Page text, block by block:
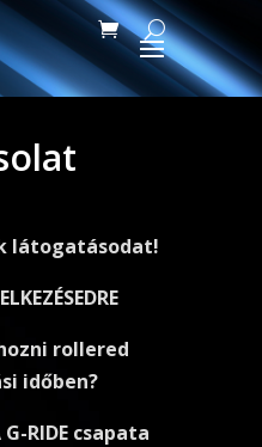
látogatásodat!
rollered
időben?
RIDE csapata